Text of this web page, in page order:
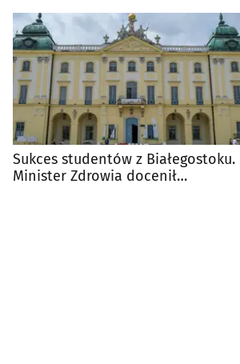
Sukces studentów z Białegostoku.
Minister Zdrowia docenił